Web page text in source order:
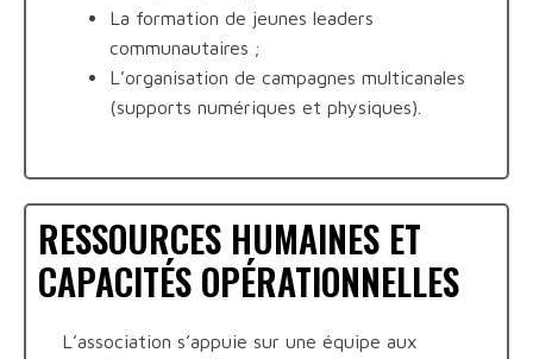
La formation de jeunes leaders
communautaires ;
L’organisation de campagnes multicanales
(supports numériques et physiques).
RESSOURCES HUMAINES ET
CAPACITÉS OPÉRATIONNELLES
L’association s’appuie sur une équipe aux